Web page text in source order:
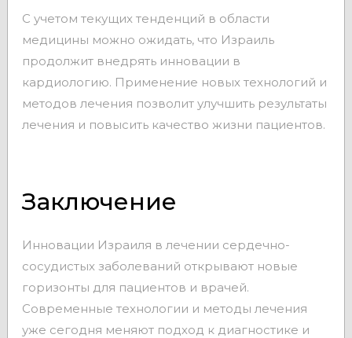
С учетом текущих тенденций в области
медицины можно ожидать, что Израиль
продолжит внедрять инновации в
кардиологию. Применение новых технологий и
методов лечения позволит улучшить результаты
лечения и повысить качество жизни пациентов.
Заключение
Инновации Израиля в лечении сердечно-
сосудистых заболеваний открывают новые
горизонты для пациентов и врачей.
Современные технологии и методы лечения
уже сегодня меняют подход к диагностике и